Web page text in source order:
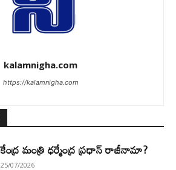
kalamnigha.com
https://kalamnigha.com
కేంద్ర మంత్రి ధర్మేంద్ర ప్రధాన్ రాజీనామా?
25/07/2026